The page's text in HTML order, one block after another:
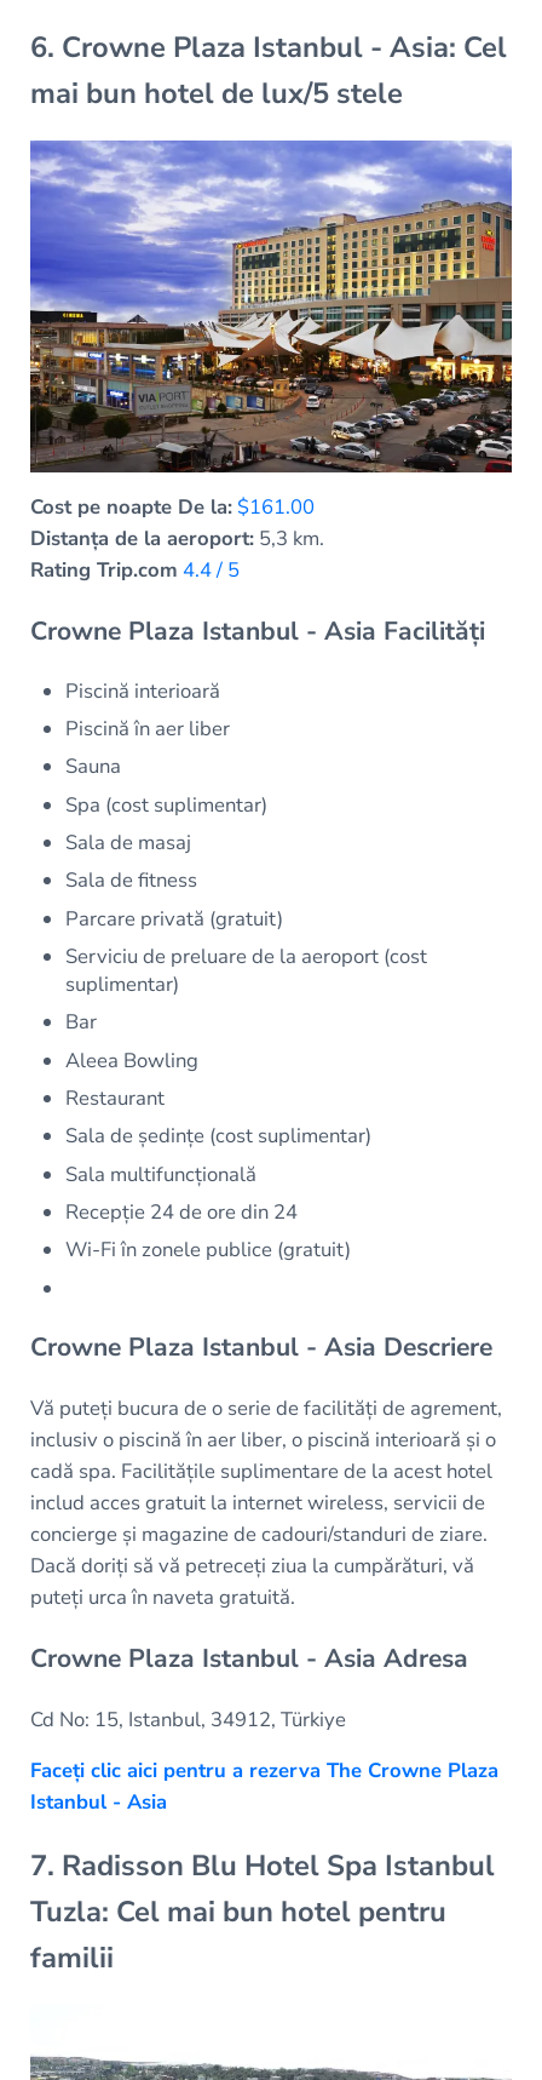
6. Crowne Plaza Istanbul - Asia: Cel
mai bun hotel de lux/5 stele
Cost pe noapte De la: $161.00
Distanța de la aeroport:5,3 km.
Rating Trip.com 4.4 / 5
Crowne Plaza Istanbul - Asia Facilități
Piscină interioară
Piscină în aer liber
Sauna
Spa (cost suplimentar)
Sala de masaj
Sala de fitness
Parcare privată (gratuit)
Serviciu de preluare de la aeroport (cost
suplimentar)
Bar
Aleea Bowling
Restaurant
Sala de ședințe (cost suplimentar)
Sala multifuncțională
Recepție 24 de ore din 24
Wi-Fi în zonele publice (gratuit)
Crowne Plaza Istanbul - Asia Descriere
Vă puteți bucura de o serie de facilități de agrement,
inclusiv o piscină în aer liber, o piscină interioară și o
cadă spa. Facilitățile suplimentare de la acest hotel
includ acces gratuit la internet wireless, servicii de
concierge și magazine de cadouri/standuri de ziare.
Dacă doriți să vă petreceți ziua la cumpărături, vă
puteți urca în naveta gratuită.
Crowne Plaza Istanbul - Asia Adresa
Cd No: 15, Istanbul, 34912, Türkiye
Faceți clic aici pentru a rezerva The Crowne Plaza
Istanbul - Asia
7. Radisson Blu Hotel Spa Istanbul
Tuzla: Cel mai bun hotel pentru
familii